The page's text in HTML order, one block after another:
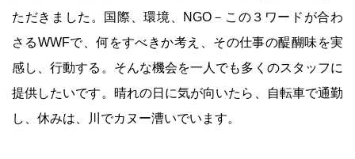
ただきました。国際、環境、NGO－この３ワードが合わ
さるWWFで、何をすべきか考え、その仕事の醍醐味を実
感し、行動する。そんな機会を一人でも多くのスタッフに
提供したいです。晴れの日に気が向いたら、自転車で通勤
し、休みは、川でカヌー漕いでいます。